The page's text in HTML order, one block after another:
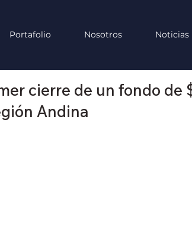
Portafolio Nosotros Noticias
cierre de un fondo
Andina